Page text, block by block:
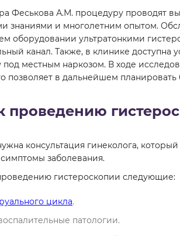
Феськова А.М. процедуру проводят
знаниями и многолетним опытом.
оборудовании ультратонкими
канал. Также, в клинике доступна
местным наркозом. В ходе
позволяет в дальнейшем планировать
проведению
консультация гинеколога,
заболевания.
гистероскопии следующие:
цикла.
патологии.